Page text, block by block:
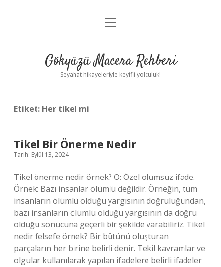
Anasayfa
Yasal Uyarı
menüyü
Gökyüzü Macera Rehberi
Seyahat hikayeleriyle keyifli yolculuk!
Etiket: Her tikel mi
Tikel Bir Önerme Nedir
Tarih: Eylül 13, 2024
Tikel önerme nedir örnek? O: Özel olumsuz ifade.
Örnek: Bazı insanlar ölümlü değildir. Örneğin, tüm
insanların ölümlü olduğu yargısının doğruluğundan,
bazı insanların ölümlü olduğu yargısının da doğru
olduğu sonucuna geçerli bir şekilde varabiliriz. Tikel
nedir felsefe örnek? Bir bütünü oluşturan
parçaların her birine belirli denir. Tekil kavramlar ve
olgular kullanılarak yapılan ifadelere belirli ifadeler